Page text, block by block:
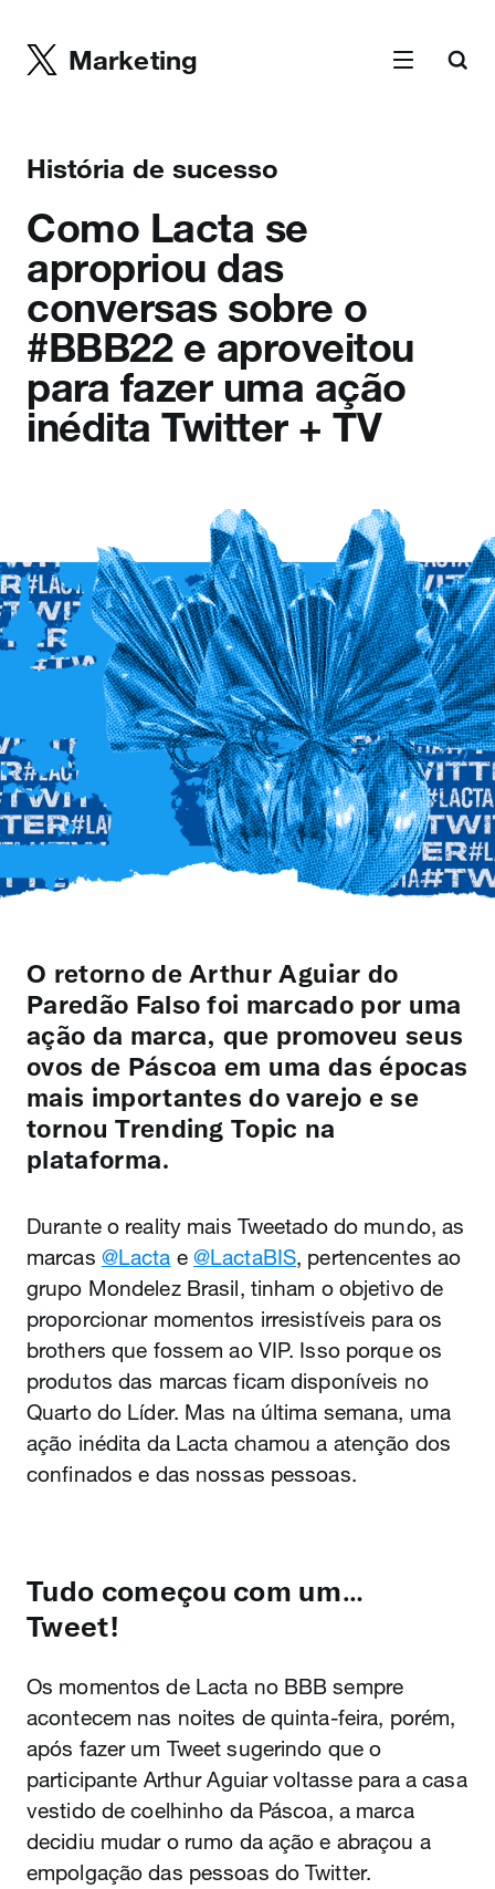
Marketing
História de sucesso
Como Lacta se
apropriou das
conversas sobre o
#BBB22 e aproveitou
para fazer uma ação
inédita Twitter + TV
O retorno de Arthur Aguiar do
Paredão Falso foi marcado por uma
ação da marca, que promoveu seus
ovos de Páscoa em uma das épocas
mais importantes do varejo e se
tornou Trending Topic na
plataforma.
Durante o reality mais Tweetado do mundo, as
marcas @Lacta e @LactaBIS, pertencentes ao
grupo Mondelez Brasil, tinham o objetivo de
proporcionar momentos irresistíveis para os
brothers que fossem ao VIP. Isso porque os
produtos das marcas ficam disponíveis no
Quarto do Líder. Mas na última semana, uma
ação inédita da Lacta chamou a atenção dos
confinados e das nossas pessoas.
Tudo começou com um…
Tweet!
Os momentos de Lacta no BBB sempre
acontecem nas noites de quinta-feira, porém,
após fazer um Tweet sugerindo que o
participante Arthur Aguiar voltasse para a casa
vestido de coelhinho da Páscoa, a marca
decidiu mudar o rumo da ação e abraçou a
empolgação das pessoas do Twitter.